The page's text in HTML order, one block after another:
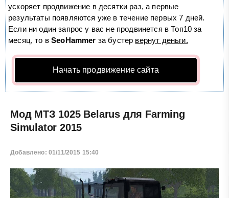
ускоряет продвижение в десятки раз, а первые
результаты появляются уже в течение первых 7 дней.
Если ни один запрос у вас не продвинется в Топ10 за
месяц, то вSeoHammer за бустер вернут деньги.
Начать продвижение сайта
Мод МТЗ 1025 Belarus для Farming
Simulator 2015
Добавлено: 01/11/2015 15:40